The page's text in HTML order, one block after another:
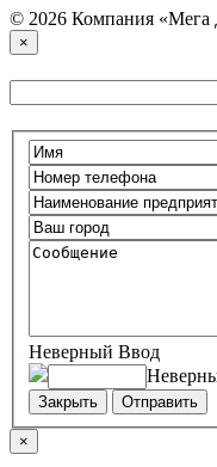
© 2026 Компания «Мега
×
Неверный Ввод
Закрыть Отправить
×